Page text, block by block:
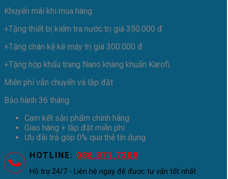
là:
10.800.000 ₫.
Khuyến mãi khi mua hàng
+Tặng thiết bị kiểm tra nước trị giá 350.000 đ
+Tặng chân kệ kê máy trị giá 300.000 đ
+Tặng hộp khẩu trang Nano kháng khuẩn Karofi.
Miễn phí vẫn chuyển và lắp đặt
Bảo hành 36 tháng
Cam kết sản phẩm chính hãng
Giao hàng + lắp đặt miễn phí
Ưu đãi trả góp 0% qua thẻ tín dụng
HOTLINE: 086.871.7389
Hỗ trợ 24/7 - Liên hệ ngay để được tư vấn tốt nhất